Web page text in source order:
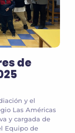
de
y el
Las Américas
y cargada de
Equipo de